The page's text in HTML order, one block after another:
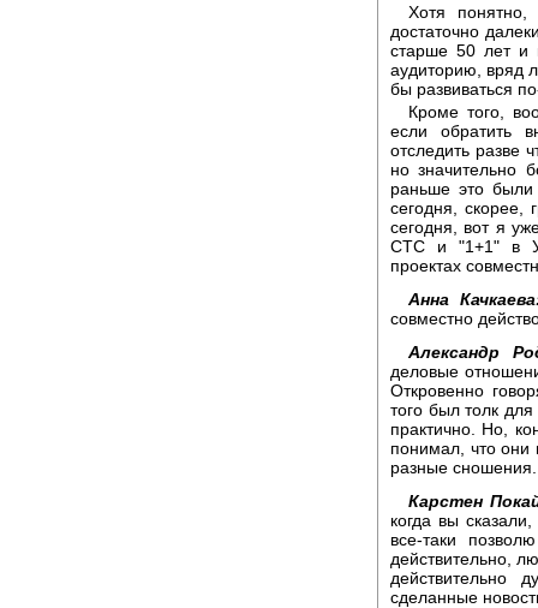
Хотя
достаточно
старше 50 лет и
аудиторию, вряд
бы развиваться
Кроме того,
если обратить
отследить разве
но значительно
раньше это
сегодня, скорее,
сегодня, вот я
СТС и "1+1" в
проектах
Анна
совместно
Александр
деловые
Откровенно
того был толк
практично. Но,
понимал, что они
разные сношения.
Карстен
когда вы
все-таки
действительно,
сделанные